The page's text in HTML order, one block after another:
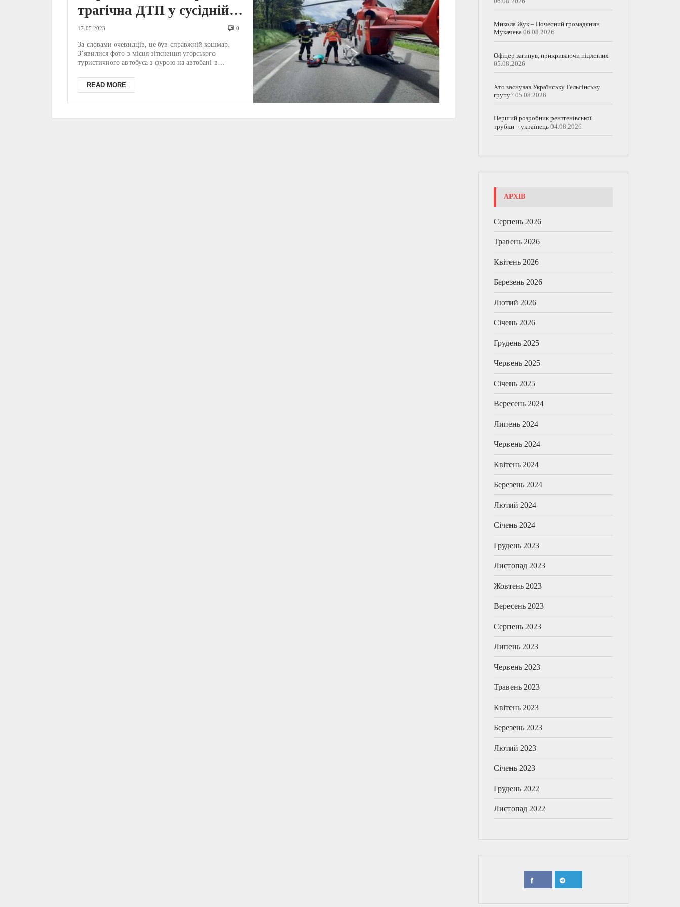
трагічна ДТП у сусідній
Словаччині –
постраждало 60
угорських туристів, є
загиблі (ФОТО)
17.05.2023 0
За словами очевидців, це був справжній кошмар.
З’явилися фото з місця зіткнення угорського
туристичного автобуса з фурою на автобані в
READ MORE
Микола Жук – Почесний громадянин
Мукачева 06.08.2026
Офіцер загинув, прикриваючи підлеглих
05.08.2026
Хто заснував Українську Гельсінську
групу? 05.08.2026
Перший розробник рентгенівської
трубки – українець 04.08.2026
АРХІВ
Серпень 2026
Травень 2026
Квітень 2026
Березень 2026
Лютий 2026
Січень 2026
Грудень 2025
Червень 2025
Січень 2025
Вересень 2024
Липень 2024
Червень 2024
Квітень 2024
Березень 2024
Лютий 2024
Січень 2024
Грудень 2023
Листопад 2023
Жовтень 2023
Вересень 2023
Серпень 2023
Липень 2023
Червень 2023
Травень 2023
Квітень 2023
Березень 2023
Лютий 2023
Січень 2023
Грудень 2022
Листопад 2022